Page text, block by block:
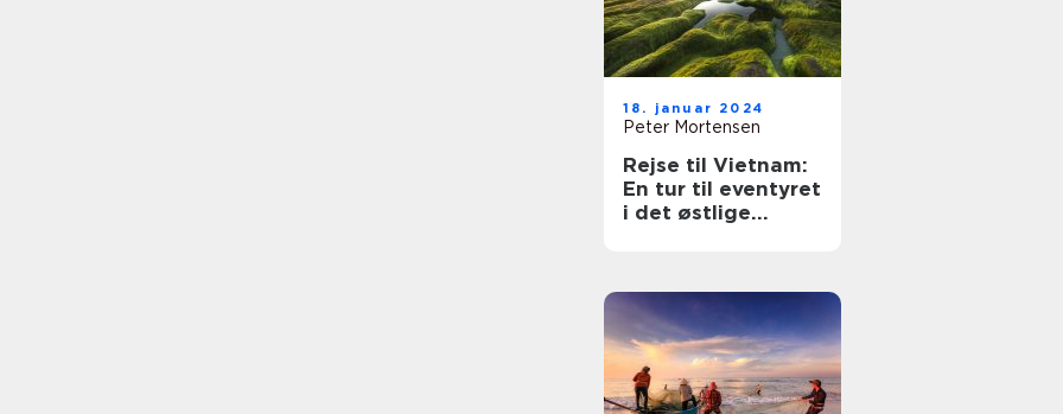
18. januar 2024
Peter Mortensen
Rejse til Vietnam:
En tur til eventyret
i det østlige